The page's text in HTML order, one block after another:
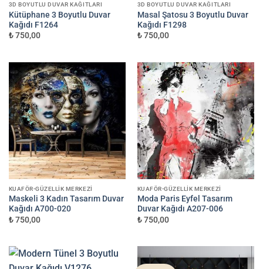
3D BOYUTLU DUVAR KAĞITLARI
Kütüphane 3 Boyutlu Duvar
Kağıdı F1264
₺ 750,00
3D BOYUTLU DUVAR KAĞITLARI
Masal Şatosu 3 Boyutlu Duvar
Kağıdı F1298
₺ 750,00
KUAFÖR-GÜZELLIK MERKEZI
Maskeli 3 Kadın Tasarım Duvar
Kağıdı A700-020
₺ 750,00
KUAFÖR-GÜZELLIK MERKEZI
Moda Paris Eyfel Tasarım
Duvar Kağıdı A207-006
₺ 750,00